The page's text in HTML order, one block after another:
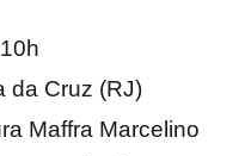
da Cruz (RJ)
Maffra Marcelino